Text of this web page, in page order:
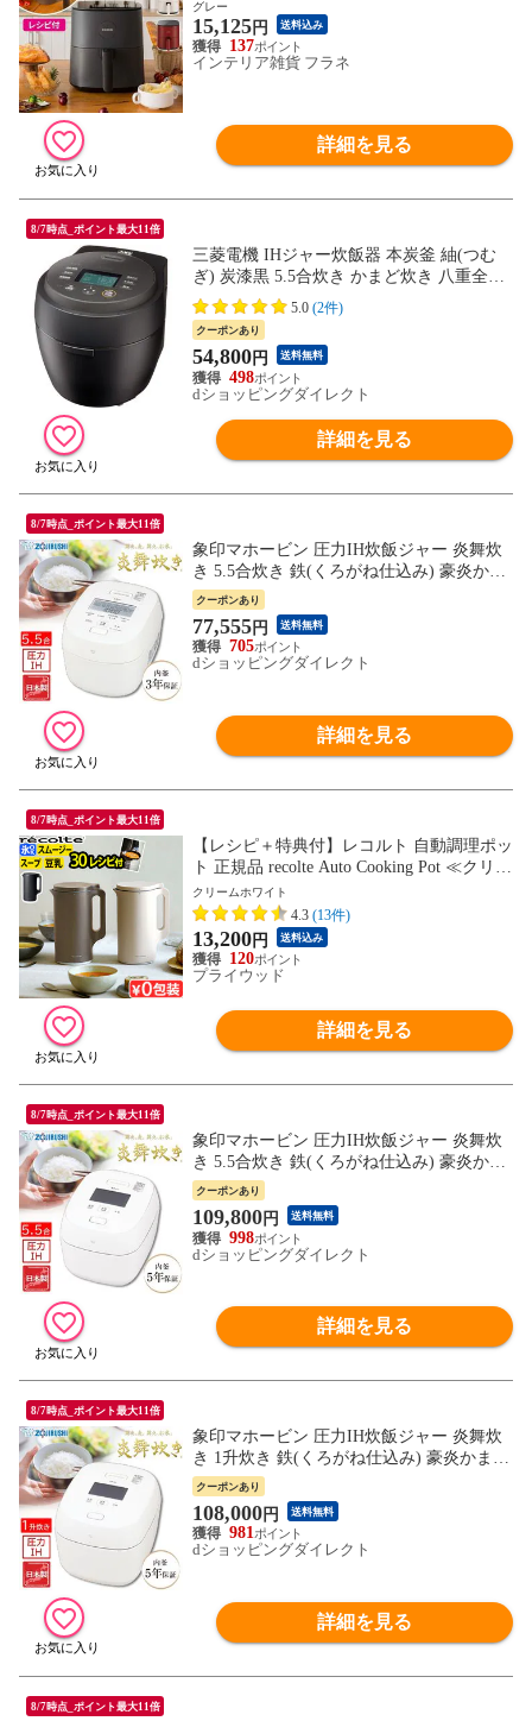
料】
グレー
15,125円 送料込み
137
インテリア雑貨 フラネ
詳細を見る
8/7時点_ポイント最大11倍
三菱電機 IHジャー炊飯器 本炭釜 紬(つむ
ぎ) 炭漆黒 5.5合炊き かまど炊き 八重全面
加熱 銘柄芳潤炊き 高火力 お手入れ簡単 NJ
-BW10G-B
5.0 (2件)
クーポンあり
54,800円 送料無料
498
dショッピングダイレクト
詳細を見る
8/7時点_ポイント最大11倍
象印マホービン 圧力IH炊飯ジャー 炎舞炊
き 5.5合炊き 鉄(くろがね仕込み) 豪炎かま
ど釜 炊飯器 ホワイト NW-NB10-WA
クーポンあり
77,555円 送料無料
705
dショッピングダイレクト
詳細を見る
8/7時点_ポイント最大11倍
【レシピ＋特典付】レコルト 自動調理ポッ
ト 正規品 recolte Auto Cooking Pot ≪クリー
ムホワイト RSY-2≫ ミキサー ブレンダー
豆乳メーカー スープメーカー スープジャ
ー 小型 レシピ付き 離乳食 介護食 豆乳機
ペースト食 保温 氷OK
クリームホワイト
4.3 (13件)
13,200円 送料込み
120
プライウッド
詳細を見る
8/7時点_ポイント最大11倍
象印マホービン 圧力IH炊飯ジャー 炎舞炊
き 5.5合炊き 鉄(くろがね仕込み) 豪炎かま
ど釜 炊飯器 白 NX-AA10-WZ
クーポンあり
109,800円 送料無料
998
dショッピングダイレクト
詳細を見る
8/7時点_ポイント最大11倍
象印マホービン 圧力IH炊飯ジャー 炎舞炊
き 1升炊き 鉄(くろがね仕込み) 豪炎かまど
釜 炊飯器 白 NX-AA18-WZ
クーポンあり
108,000円 送料無料
981
dショッピングダイレクト
詳細を見る
8/7時点_ポイント最大11倍